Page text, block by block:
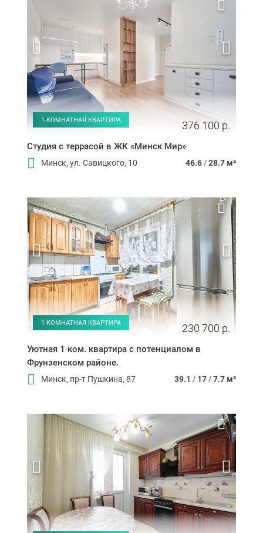
1-КОМНАТНАЯ КВАРТИРА 376 100 р.
Студия с террасой в ЖК «Минск Мир»
Минск, ул. Савицкого, 10 46.6/28.7 м²
1-КОМНАТНАЯ КВАРТИРА 230 700 р.
Уютная 1 ком. квартира с потенциалом в
Фрунзенском районе.
Минск, пр-т Пушкина, 87 39.1 / 17/7.7 м²